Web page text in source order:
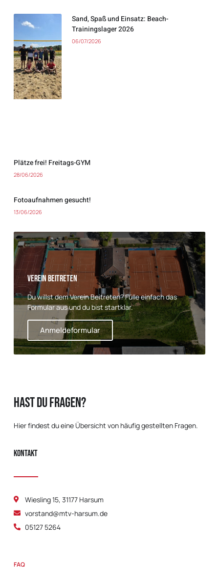
Sand, Spaß und Einsatz: Beach-
Trainingslager 2026
06/07/2026
Plätze frei! Freitags-GYM
28/06/2026
Fotoaufnahmen gesucht!
13/06/2026
Verein Beitreten
Du willst dem Verein Beitreten? Fülle einfach das
Formular aus und du bist startklar.
Anmeldeformular
Hast du Fragen?
Hier findest du eine Übersicht von häufig gestellten Fragen.
Kontakt
Wiesling 15, 31177 Harsum
vorstand@mtv-harsum.de
05127 5264
FAQ